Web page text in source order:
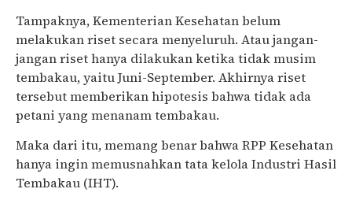
Tampaknya, Kementerian Kesehatan belum
melakukan riset secara menyeluruh. Atau jangan-
jangan riset hanya dilakukan ketika tidak musim
tembakau, yaitu Juni-September. Akhirnya riset
tersebut memberikan hipotesis bahwa tidak ada
petani yang menanam tembakau.
Maka dari itu, memang benar bahwa RPP Kesehatan
hanya ingin memusnahkan tata kelola Industri Hasil
Tembakau (IHT).